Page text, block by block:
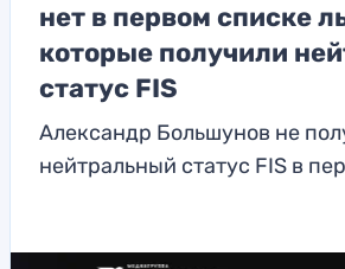
нет в первом списке
которые получили
статус FIS
Александр Большунов не
нейтральный статус FIS в